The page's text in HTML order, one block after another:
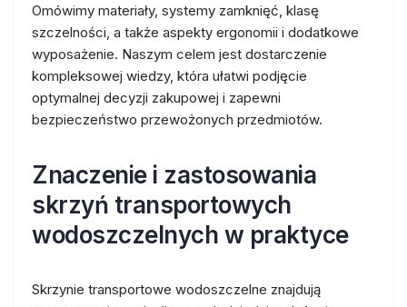
Omówimy materiały, systemy zamknięć, klasę
szczelności, a także aspekty ergonomii i dodatkowe
wyposażenie. Naszym celem jest dostarczenie
kompleksowej wiedzy, która ułatwi podjęcie
optymalnej decyzji zakupowej i zapewni
bezpieczeństwo przewożonych przedmiotów.
Znaczenie i zastosowania
skrzyń transportowych
wodoszczelnych w praktyce
Skrzynie transportowe wodoszczelne znajdują